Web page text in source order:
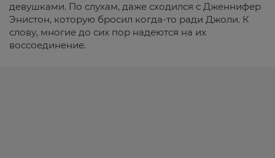
девушками. По слухам, даже сходился с Дженнифер
Энистон, которую бросил когда-то ради Джоли. К
слову, многие до сих пор надеются на их
воссоединение.